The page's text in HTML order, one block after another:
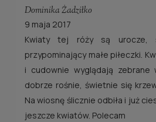
Dominika Żadziłko
9 maja 2017
Kwiaty tej róży są urocze,
przypominający małe piłeczki.
i cudownie wyglądają zebrane
dobrze rośnie, świetnie się
Na wiosnę ślicznie odbiła i już
jeszcze kwiatów. Polecam